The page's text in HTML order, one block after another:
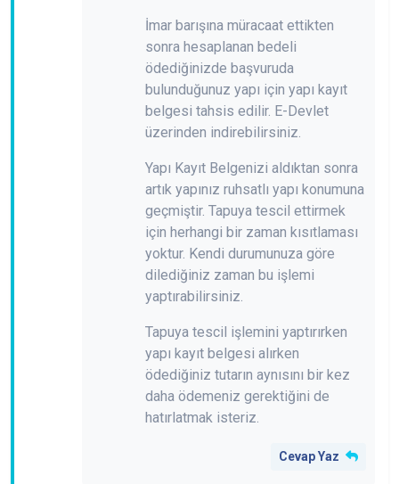
İmar barışına müracaat ettikten
sonra hesaplanan bedeli
ödediğinizde başvuruda
bulunduğunuz yapı için yapı kayıt
belgesi tahsis edilir. E-Devlet
üzerinden indirebilirsiniz.
Yapı Kayıt Belgenizi aldıktan sonra
artık yapınız ruhsatlı yapı konumuna
geçmiştir. Tapuya tescil ettirmek
için herhangi bir zaman kısıtlaması
yoktur. Kendi durumunuza göre
dilediğiniz zaman bu işlemi
yaptırabilirsiniz.
Tapuya tescil işlemini yaptırırken
yapı kayıt belgesi alırken
ödediğiniz tutarın aynısını bir kez
daha ödemeniz gerektiğini de
hatırlatmak isteriz.
Cevap Yaz